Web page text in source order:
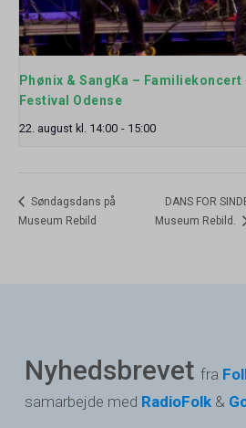
Phønix & SangKa – Familiekoncert
Festival Odense
22. august kl. 14:00 - 15:00
Søndagsdans på
Museum Rebild
DANS FOR
Museum Rebild.
Nyhedsbrevet fra
samarbejde med RadioFolk &